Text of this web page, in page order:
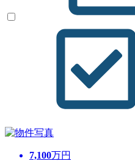
7,100万円